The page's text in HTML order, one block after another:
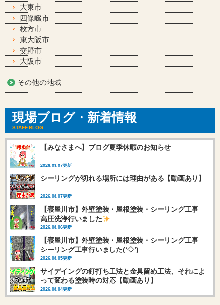
寝屋川市
大東市
四條畷市
枚方市
東大阪市
交野市
大阪市
その他の地域
現場ブログ・新着情報
2026.08.07更新
【寝屋川市】外壁塗装・屋根塗装・シーリング工事
高圧洗浄行いました
2026.08.06更新
【寝屋川市】外壁塗装・屋根塗装・シーリング工事
シーリング工事行いました(‘◇’)ゞ
サイデイングの釘打ち工法と金具留め工法、それによ
って変わる塗装時の対応【動画あり】
2026.08.04更新